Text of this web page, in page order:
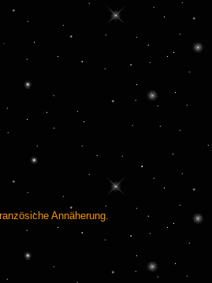
Annäherung.